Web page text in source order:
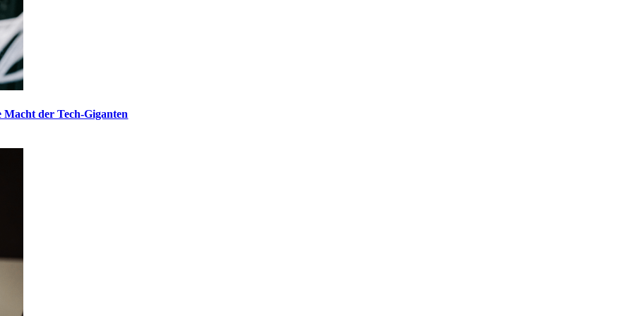
der Tech-Giganten